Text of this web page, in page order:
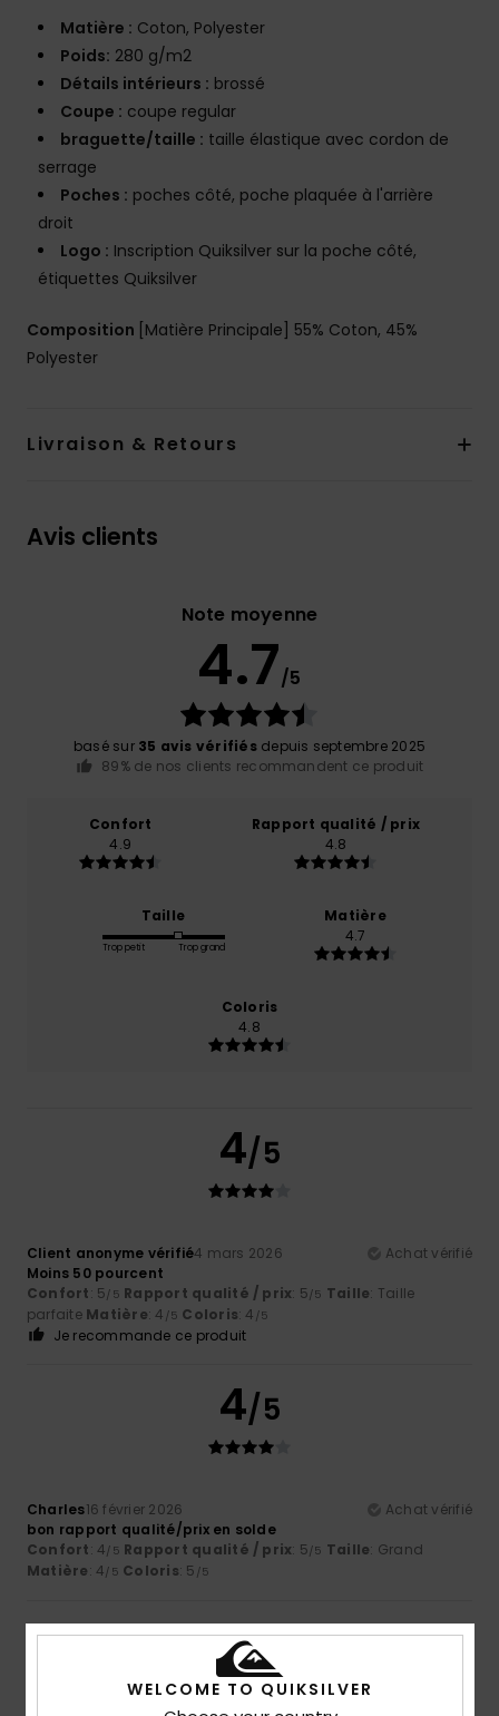
Matière : Coton, Polyester
Poids: 280 g/m2
Détails intérieurs : brossé
Coupe : coupe regular
braguette/taille : taille élastique avec cordon de
serrage
Poches : poches côté, poche plaquée à l'arrière
droit
Logo : Inscription Quiksilver sur la poche côté,
étiquettes Quiksilver
Composition [Matière Principale] 55% Coton, 45%
Polyester
Livraison & Retours
Avis clients
Note moyenne
4.7/5
basé sur 35 avis vérifiésdepuis septembre 2025
89% de nos clients recommandent ce produit
Confort
4.9
Rapport qualité / prix
4.8
Taille
Trop petit Trop grand
Matière
4.7
Coloris
4.8
4/5
Client anonyme vérifié4 mars 2026
Achat vérifié
Moins 50 pourcent
Confort: 5/5 Rapport qualité / prix: 5/5 Taille: Taille
parfaite Matière: 4 /5 Coloris: 4 /5
Je recommande ce produit
4/5
Charles16 février 2026
Achat vérifié
bon rapport qualité/prix en solde
Confort: 4/5 Rapport qualité / prix: 5/5 Taille: Grand
Matière: 4/5 Coloris: 5 /5
5/5
WELCOME TO QUIKSILVER